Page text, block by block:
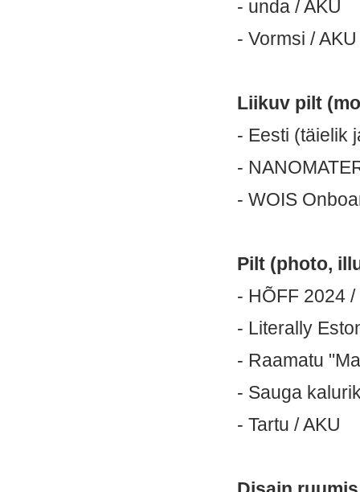
- unda / AKU
- Vormsi / AKU
Liikuv pilt
- Eesti (täielik
-
- WOIS
Pilt (photo,
- HÕFF 2024
- Literally
- Raamatu
- Sauga
- Tartu / AKU